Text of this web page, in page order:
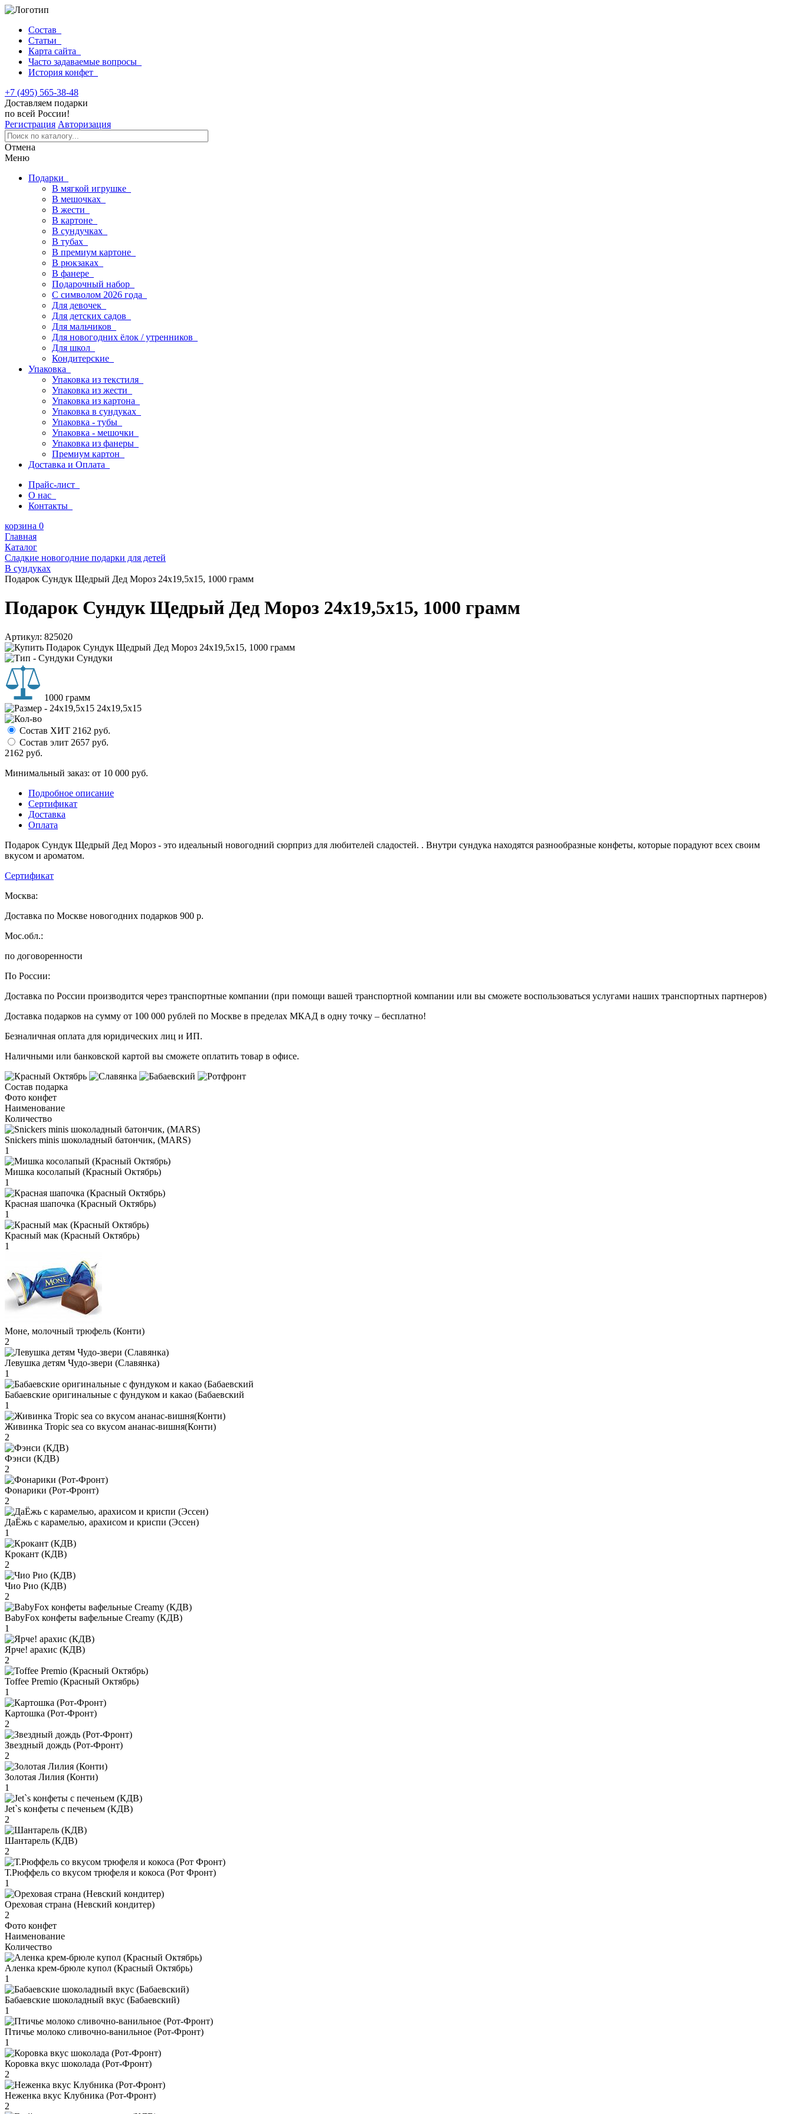
Состав
Статьи
Карта сайта
Часто задаваемые вопросы
История конфет
+7 (495) 565-38-48
Доставляем подарки
по всей России!
Регистрация Авторизация
Отмена
Меню
Подарки
В мягкой игрушке
В мешочках
В жести
В картоне
В сундучках
В тубах
В премиум картоне
В рюкзаках
В фанере
Подарочный набор
С символом 2026 года
Для девочек
Для детских садов
Для мальчиков
Для новогодних ёлок / утренников
Для школ
Кондитерские
Упаковка
Упаковка из текстиля
Упаковка из жести
Упаковка из картона
Упаковка в сундуках
Упаковка - тубы
Упаковка - мешочки
Упаковка из фанеры
Премиум картон
Доставка и Оплата
Прайс-лист
О нас
Контакты
корзина 0
Главная
Каталог
Сладкие новогодние подарки для детей
В сундуках
Подарок Сундук Щедрый Дед Мороз 24х19,5х15, 1000 грамм
Подарок Сундук Щедрый Дед Мороз 24х19,5х15, 1000 грамм
Артикул: 825020
Сундуки
1000 грамм
24х19,5х15
Состав ХИТ 2162 руб.
Состав элит 2657 руб.
2162 руб.
Минимальный заказ: от 10 000 руб.
Подробное описание
Сертификат
Доставка
Оплата
Подарок Сундук Щедрый Дед Мороз - это идеальный новогодний сюрприз для любителей сладостей. . Внутри сундука находятся разнообразные конфеты, которые порадуют всех своим
вкусом и ароматом.
Сертификат
Москва:
Доставка по Москве новогодних подарков 900 р.
Мос.обл.:
по договоренности
По России:
Доставка по России производится через транспортные компании (при помощи вашей транспортной компании или вы сможете воспользоваться услугами наших транспортных партнеров)
Доставка подарков на сумму от 100 000 рублей по Москве в пределах МКАД в одну точку – бесплатно!
Безналичная оплата для юридических лиц и ИП.
Наличными или банковской картой вы сможете оплатить товар в офисе.
Состав подарка
Фото конфет
Наименование
Количество
Snickers minis шоколадный батончик, (MARS)
1
Мишка косолапый (Красный Октябрь)
1
Красная шапочка (Красный Октябрь)
1
Красный мак (Красный Октябрь)
1
Моне, молочный трюфель (Конти)
2
Левушка детям Чудо-звери (Славянка)
1
Бабаевские оригинальные с фундуком и какао (Бабаевский
1
Живинка Tropic sea со вкусом ананас-вишня(Конти)
2
Фэнси (КДВ)
2
Фонарики (Рот-Фронт)
2
ДаЁжь с карамелью, арахисом и криспи (Эссен)
1
Крокант (КДВ)
2
Чио Рио (КДВ)
2
BabyFox конфеты вафельные Creamy (КДВ)
1
Ярче! арахис (КДВ)
2
Toffee Premio (Красный Октябрь)
1
Картошка (Рот-Фронт)
2
Звездный дождь (Рот-Фронт)
2
Золотая Лилия (Конти)
1
Jet`s конфеты с печеньем (КДВ)
2
Шантарель (КДВ)
2
Т.Рюффель со вкусом трюфеля и кокоса (Рот Фронт)
1
Ореховая страна (Невский кондитер)
2
Фото конфет
Наименование
Количество
Аленка крем-брюле купол (Красный Октябрь)
1
Бабаевские шоколадный вкус (Бабаевский)
1
Птичье молоко сливочно-ванильное (Рот-Фронт)
1
Коровка вкус шоколада (Рот-Фронт)
2
Неженка вкус Клубника (Рот-Фронт)
2